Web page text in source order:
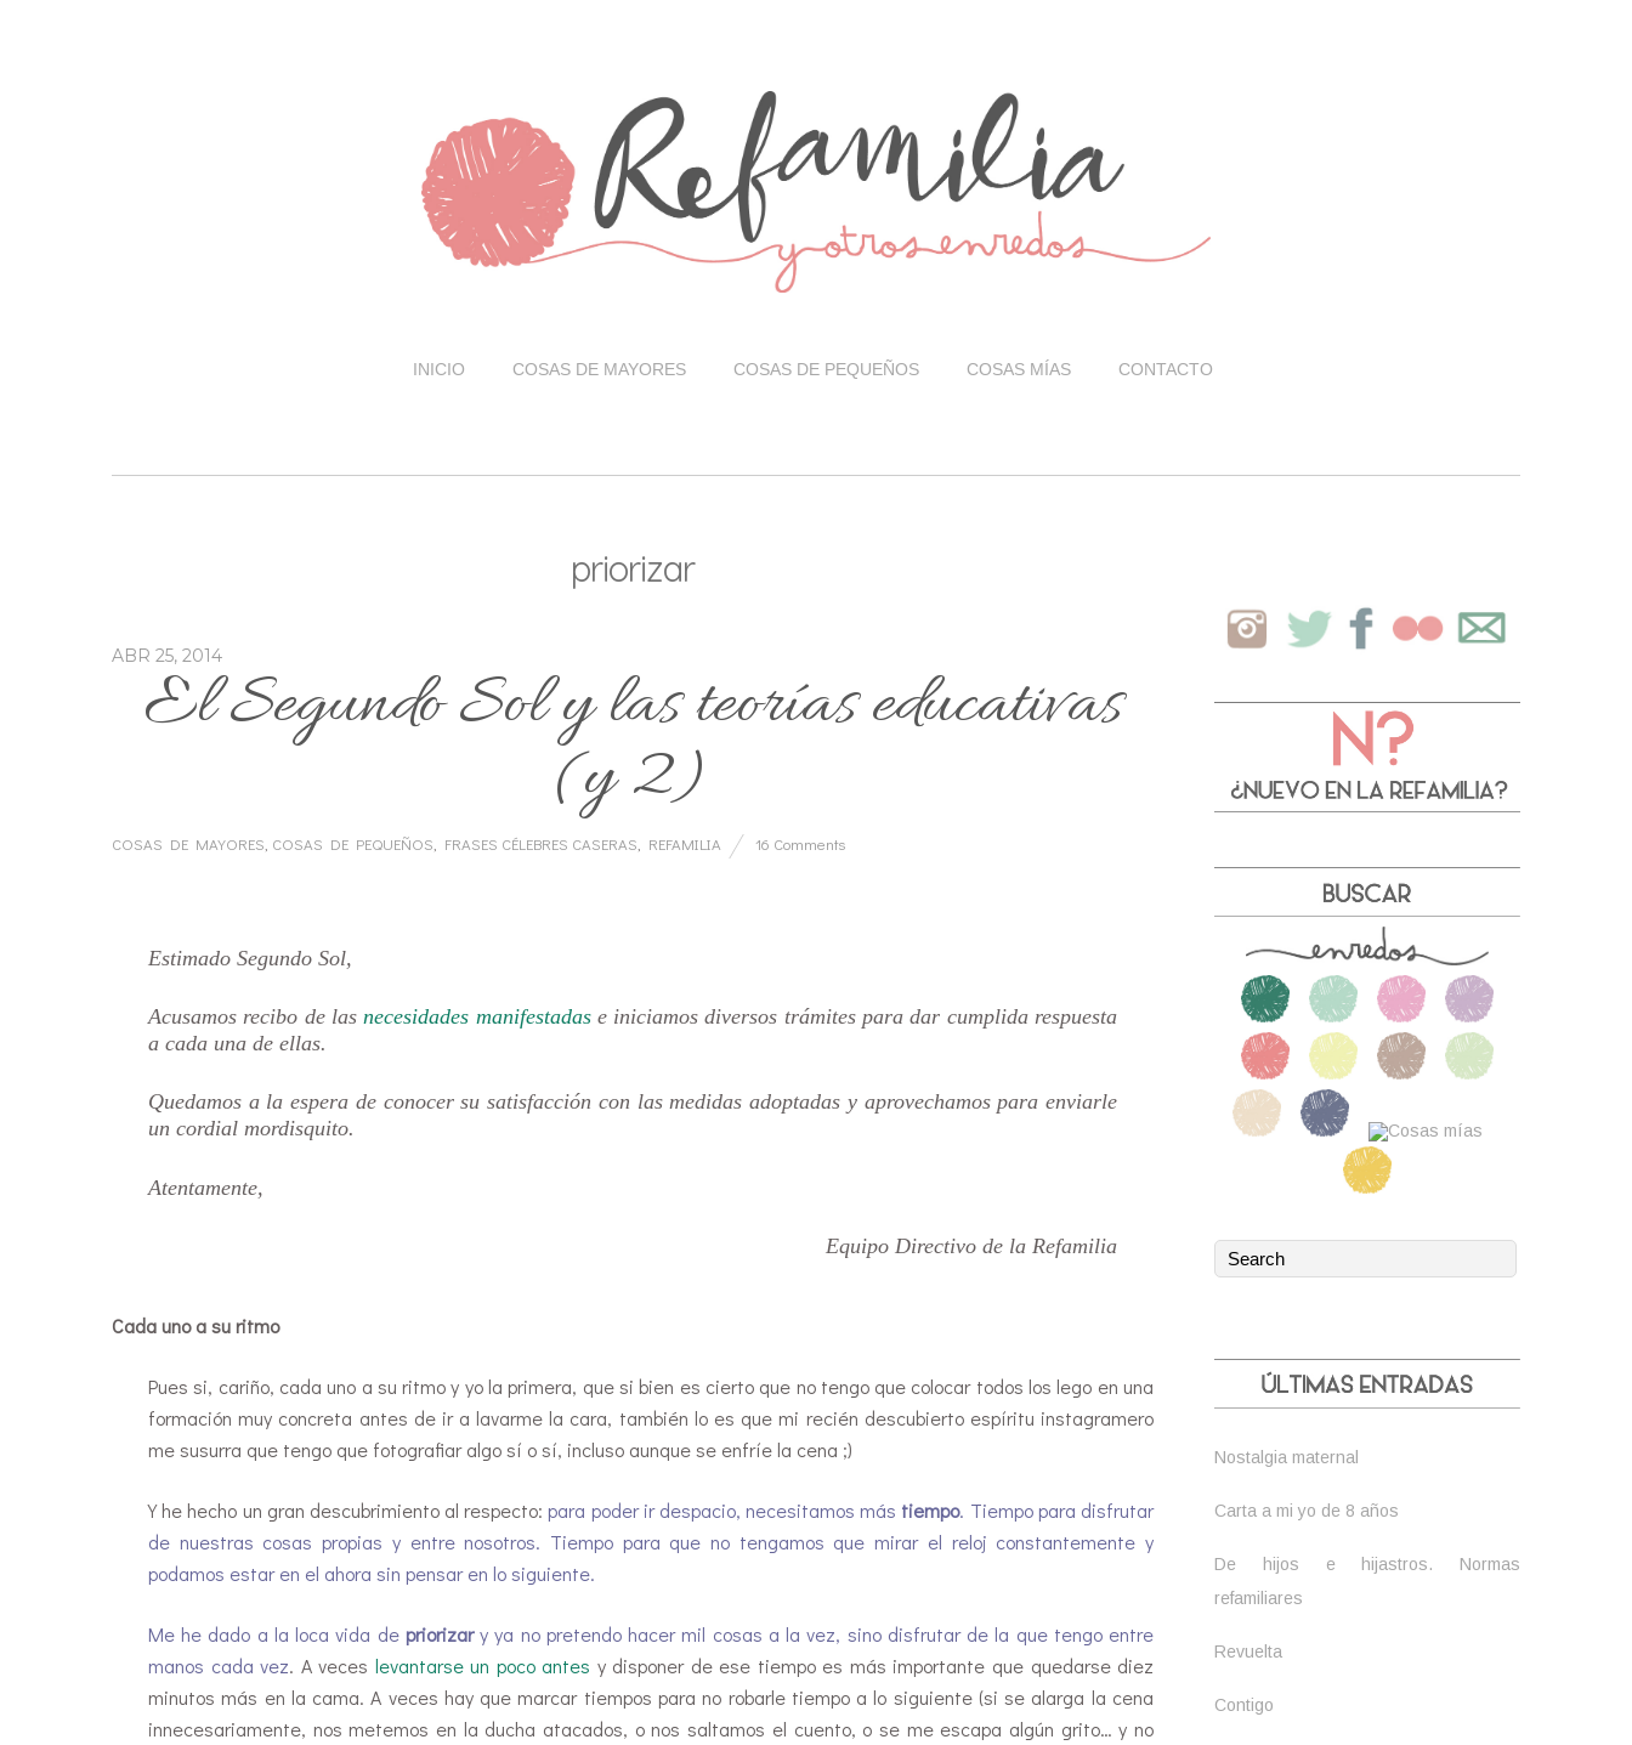
INICIO COSAS DE MAYORES COSAS DE PEQUEÑOS COSAS MÍAS CONTACTO
priorizar
ABR 25, 2014
El Segundo Sol y las teorías educativas
(y 2)
COSAS DE MAYORES COSAS DE PEQUEÑOS FRASES CÉLEBRES CASERAS REFAMILIA 16 Comments
Estimado Segundo Sol,
Acusamos recibo de lasnecesidades manifestadase iniciamos diversos trámites para dar cumplida respuesta
a cada una de ellas.
Quedamos a la espera de conocer su satisfacción con las medidas adoptadas y aprovechamos para enviarle
un cordial mordisquito.
Atentamente,
Equipo Directivo de la Refamilia
Cada uno a su ritmo
Pues si, cariño, cada uno a su ritmo y yo la primera, que si bien es cierto que no tengo que colocar todos los lego en una
formación muy concreta antes de ir a lavarme la cara, también lo es que mi recién descubierto espíritu instagramero
me susurra que tengo que fotografiar algo sí o sí, incluso aunque se enfríe la cena ;)
Y he hecho un gran descubrimiento al respecto: para poder ir despacio, necesitamos más tiempo. Tiempo para disfrutar
de nuestras cosas propias y entre nosotros. Tiempo para que no tengamos que mirar el reloj constantemente y
podamos estar en el ahora sin pensar en lo siguiente.
Me he dado a la loca vida de priorizary ya no pretendo hacer mil cosas a la vez, sino disfrutar de la que tengo entre
manos cada vez. A veces levantarse un poco antes y disponer de ese tiempo es más importante que quedarse diez
minutos más en la cama. A veces hay que marcar tiempos para no robarle tiempo a lo siguiente (si se alarga la cena
innecesariamente, nos metemos en la ducha atacados, o nos saltamos el cuento, o se me escapa algún grito… y no
Nostalgia maternal
Carta a mi yo de 8 años
De hijos e hijastros. Normas
refamiliares
Revuelta
Contigo